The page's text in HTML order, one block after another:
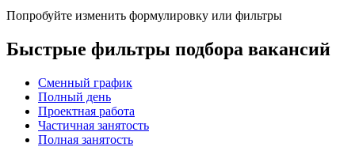
Попробуйте изменить формулировку или фильтры
Быстрые фильтры подбора вакансий
Сменный график
Полный день
Проектная работа
Частичная занятость
Полная занятость